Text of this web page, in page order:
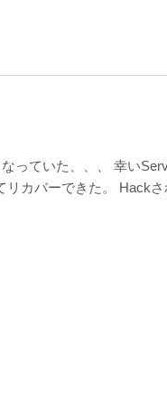
っていた、、、 幸い
カバーできた。 Hack